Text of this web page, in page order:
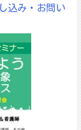
込み・お問い